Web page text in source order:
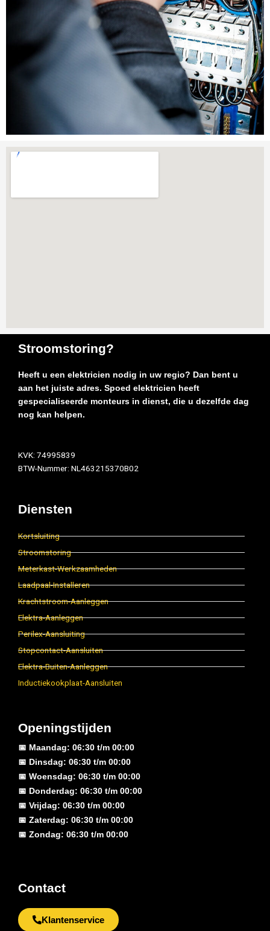
Stroomstoring?
Heeft u een elektricien nodig in uw regio? Dan bent u
aan het juiste adres. Spoed elektricien heeft
gespecialiseerde monteurs in dienst, die u dezelfde dag
nog kan helpen.
KVK: 74995839
BTW-Nummer: NL463215370B02
Diensten
Kortsluiting
Stroomstoring
Meterkast-Werkzaamheden
Laadpaal-Installeren
Krachtstroom-Aanleggen
Elektra-Aanleggen
Perilex-Aansluiting
Stopcontact-Aansluiten
Elektra-Buiten-Aanleggen
Inductiekookplaat-Aansluiten
Openingstijden
📅 Maandag: 06:30 t/m 00:00
📅 Dinsdag: 06:30 t/m 00:00
📅 Woensdag: 06:30 t/m 00:00
📅 Donderdag: 06:30 t/m 00:00
📅 Vrijdag: 06:30 t/m 00:00
📅 Zaterdag: 06:30 t/m 00:00
📅 Zondag: 06:30 t/m 00:00
Contact
Klantenservice